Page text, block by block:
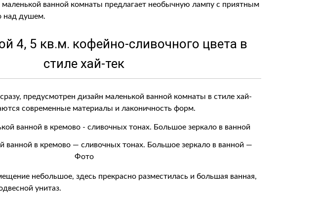
ванной комнаты предлагает необычную лампу с приятным
над душем.
4, 5 кв.м. кофейно-сливочного цвета в
стиле хай-тек
предусмотрен дизайн маленькой ванной комнаты в стиле хай-
современные материалы и лаконичность форм.
ванной в кремово — сливочных тонах. Большое зеркало в ванной —
Фото
небольшое, здесь прекрасно разместилась и большая ванная,
унитаз.